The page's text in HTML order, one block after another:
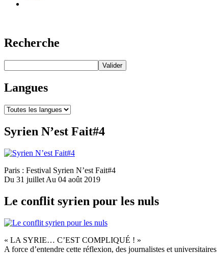
Recherche
Langues
Syrien N’est Fait#4
Paris : Festival Syrien N’est Fait#4
Du 31 juillet Au 04 août 2019
Le conflit syrien pour les nuls
« LA SYRIE… C’EST COMPLIQUÉ ! »
A force d’entendre cette réflexion, des journalistes et